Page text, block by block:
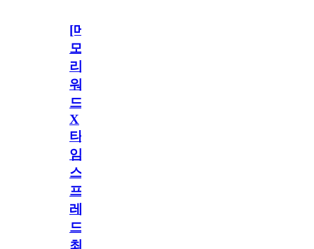
[메
모
리
워
드
X
타
임
스
프
레
드]
최